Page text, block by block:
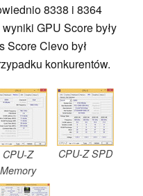
8338 i 8364
GPU Score były
Score Clevo był
konkurentów.
CPU-Z
Memory
CPU-Z SPD